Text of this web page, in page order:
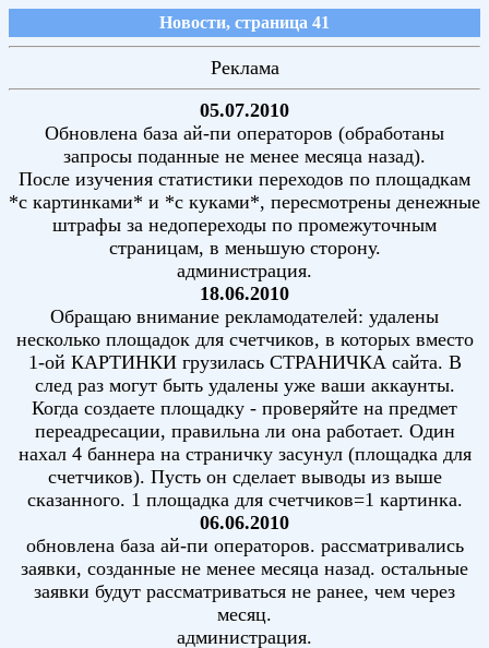
Новости, страница 41
Реклама
05.07.2010
Обновлена база ай-пи операторов (обработаны
запросы поданные не менее месяца назад).
После изучения статистики переходов по площадкам
*с картинками* и *с куками*, пересмотрены денежные
штрафы за недопереходы по промежуточным
страницам, в меньшую сторону.
администрация.
18.06.2010
Обращаю внимание рекламодателей: удалены
несколько площадок для счетчиков, в которых вместо
1-ой КАРТИНКИ грузилась СТРАНИЧКА сайта. В
след раз могут быть удалены уже ваши аккаунты.
Когда создаете площадку - проверяйте на предмет
переадресации, правильна ли она работает. Один
нахал 4 баннера на страничку засунул (площадка для
счетчиков). Пусть он сделает выводы из выше
сказанного. 1 площадка для счетчиков=1 картинка.
06.06.2010
обновлена база ай-пи операторов. рассматривались
заявки, созданные не менее месяца назад. остальные
заявки будут рассматриваться не ранее, чем через
месяц.
администрация.